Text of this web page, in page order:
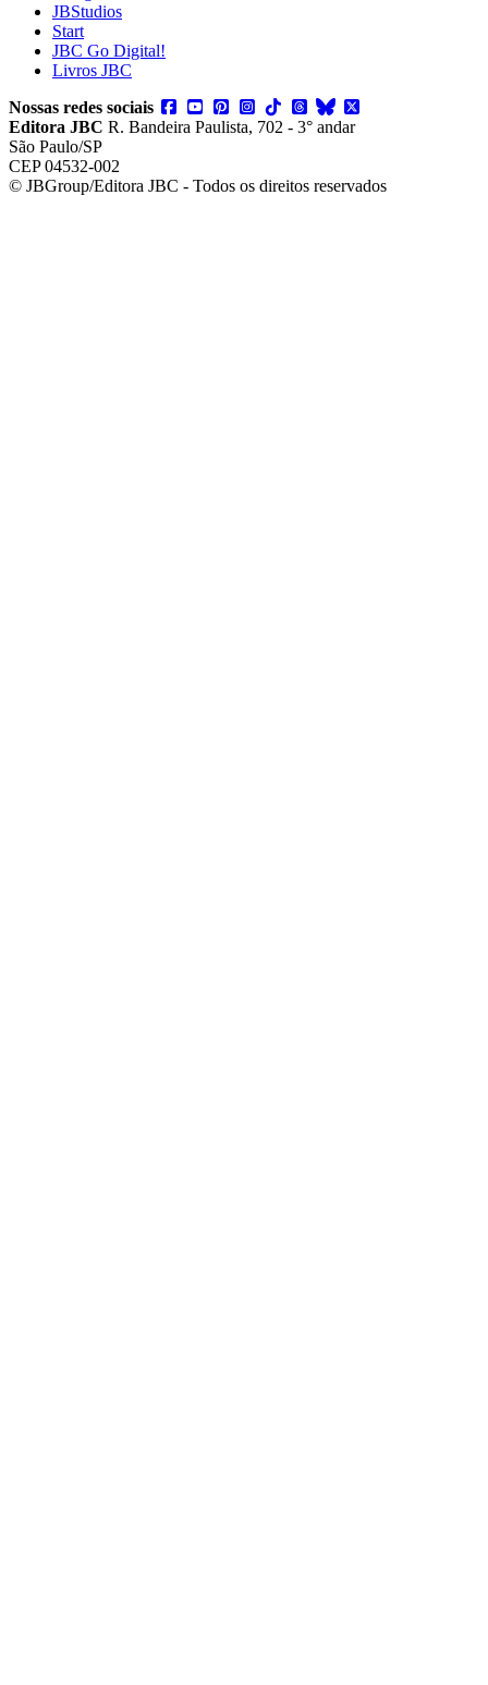
JBStudios
Start
JBC Go Digital!
Livros JBC
Nossas redes sociais
Editora JBC R. Bandeira Paulista, 702 - 3° andar
São Paulo/SP
CEP 04532-002
© JBGroup/Editora JBC - Todos os direitos reservados